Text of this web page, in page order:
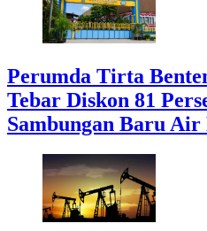
Perumda Tirta
Tebar Diskon 81
Sambungan Baru Air